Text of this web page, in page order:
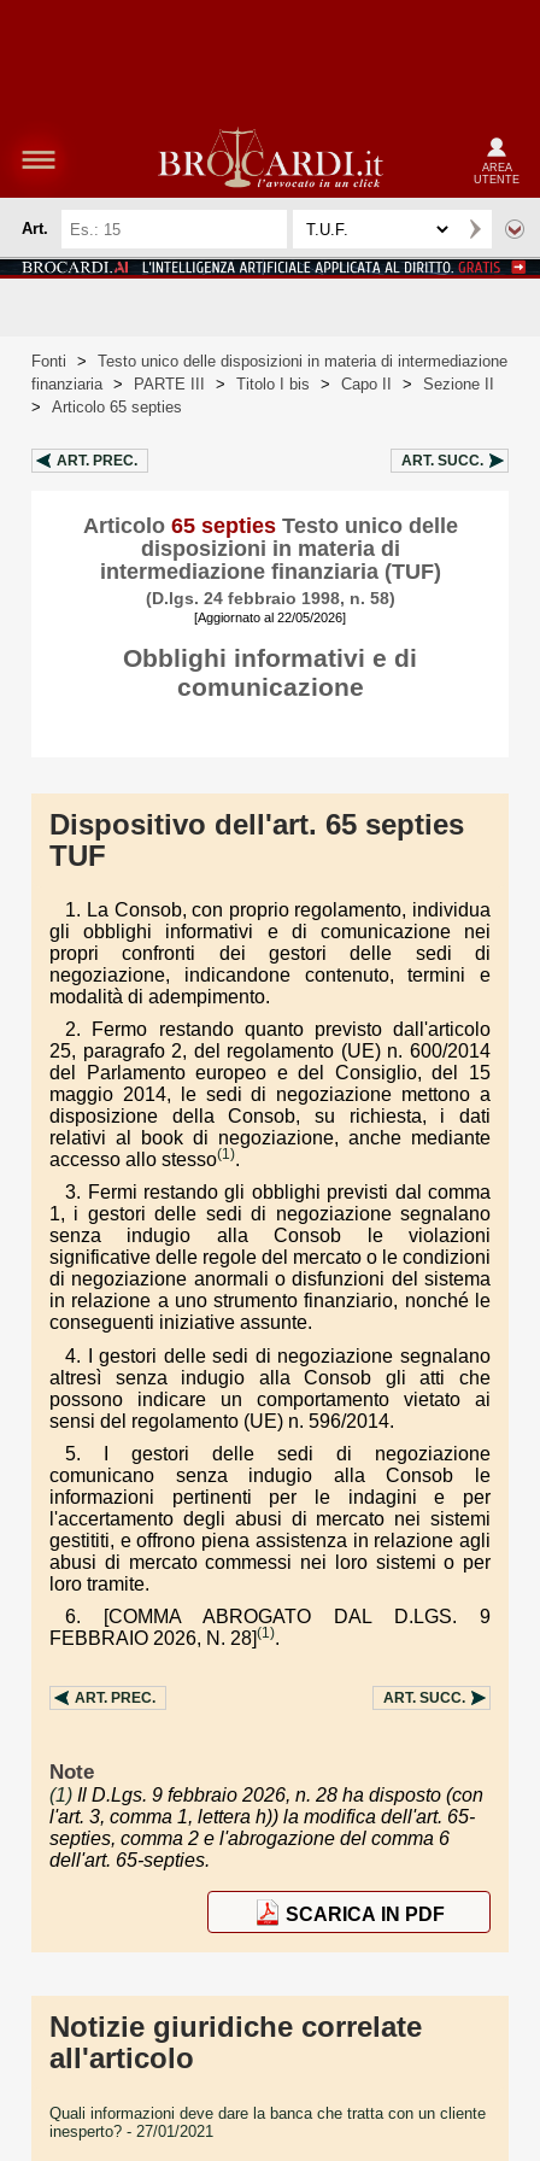
AREA
UTENTE
Art.
Fonti >
Testo unico delle disposizioni in materia di intermediazione
finanziaria > PARTE III > Titolo I bis > Capo II >
Sezione II
>
Articolo 65 septies
ART. PREC. ART. SUCC.
Articolo 65 septiesTesto unico delle
disposizioni in materia di
intermediazione finanziaria (TUF)
(D.lgs. 24 febbraio 1998, n. 58)
[Aggiornato al 22/05/2026]
Obblighi informativi e di
comunicazione
Dispositivo dell'art. 65 septies
TUF
1. La Consob, con proprio regolamento, individua
gli obblighi informativi e di comunicazione nei
propri confronti dei gestori delle sedi di
negoziazione, indicandone contenuto, termini e
modalità di adempimento.
2. Fermo restando quanto previsto dall'articolo
25, paragrafo 2, del regolamento (UE) n. 600/2014
del Parlamento europeo e del Consiglio, del 15
maggio 2014, le sedi di negoziazione mettono a
disposizione della Consob, su richiesta, i dati
relativi al book di negoziazione, anche mediante
accesso allo stesso(1).
3. Fermi restando gli obblighi previsti dal comma
1, i gestori delle sedi di negoziazione segnalano
senza indugio alla Consob le violazioni
significative delle regole del mercato o le condizioni
di negoziazione anormali o disfunzioni del sistema
in relazione a uno strumento finanziario, nonché le
conseguenti iniziative assunte.
4. I gestori delle sedi di negoziazione segnalano
altresì senza indugio alla Consob gli atti che
possono indicare un comportamento vietato ai
sensi del regolamento (UE) n. 596/2014.
5. I gestori delle sedi di negoziazione
comunicano senza indugio alla Consob le
informazioni pertinenti per le indagini e per
l'accertamento degli abusi di mercato nei sistemi
gestititi, e offrono piena assistenza in relazione agli
abusi di mercato commessi nei loro sistemi o per
loro tramite.
6. [COMMA ABROGATO DAL D.LGS. 9
FEBBRAIO 2026, N. 28](1).
ART. PREC. ART. SUCC.
Note
(1) Il D.Lgs. 9 febbraio 2026, n. 28 ha disposto (con
l'art. 3, comma 1, lettera h)) la modifica dell'art. 65-
septies, comma 2 e l'abrogazione del comma 6
dell'art. 65-septies.
SCARICA IN PDF
Notizie giuridiche correlate
all'articolo
Quali informazioni deve dare la banca che tratta con un cliente
inesperto? - 27/01/2021